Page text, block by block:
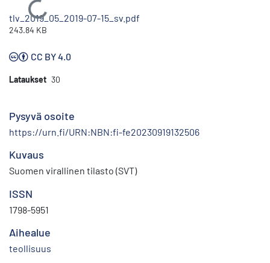
Ladataan...
tlv_2019_05_2019-07-15_sv.pdf
243.84 KB
CC BY 4.0
Lataukset 30
Pysyvä osoite
https://urn.fi/URN:NBN:fi-fe20230919132506
Kuvaus
Suomen virallinen tilasto (SVT)
ISSN
1798-5951
Aihealue
teollisuus